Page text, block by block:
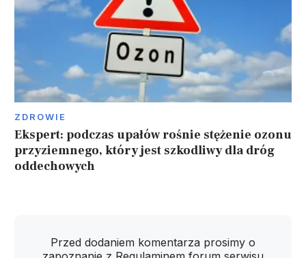
ZDROWIE
Ekspert: podczas upałów rośnie stężenie ozonu
przyziemnego, który jest szkodliwy dla dróg
oddechowych
Przed dodaniem komentarza prosimy o